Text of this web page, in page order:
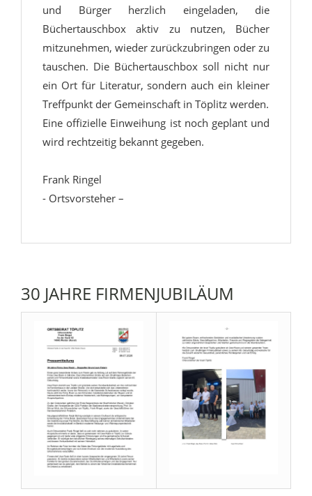
und Bürger herzlich eingeladen, die
Büchertauschbox aktiv zu nutzen, Bücher
mitzunehmen, wieder zurückzubringen oder zu
tauschen. Die Büchertauschbox soll nicht nur
ein Ort für Literatur, sondern auch ein kleiner
Treffpunkt der Gemeinschaft in Töplitz werden.
Eine offizielle Einweihung ist noch geplant und
wird rechtzeitig bekannt gegeben.
Frank Ringel
- Ortsvorsteher –
30 JAHRE FIRMENJUBILÄUM